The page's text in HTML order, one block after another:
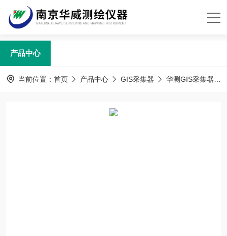
产品中心
当前位置： 首页 产品中心 GIS采集器 华测GIS采集器